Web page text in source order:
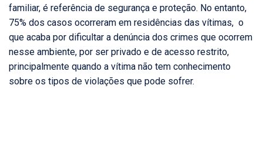
familiar, é referência de segurança e proteção. No entanto,
75% dos casos ocorreram em residências das vítimas, o
que acaba por dificultar a denúncia dos crimes que ocorrem
nesse ambiente, por ser privado e de acesso restrito,
principalmente quando a vítima não tem conhecimento
sobre os tipos de violações que pode sofrer.